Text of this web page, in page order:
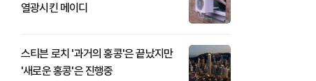
열광시킨 메이디
스티븐 로치 '과거의 홍콩'은 끝났지만
'새로운 홍콩'은 진행중